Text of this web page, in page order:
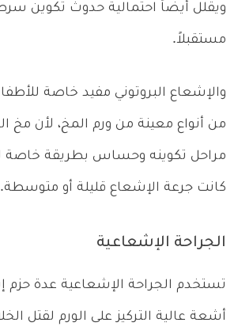
ويقلل أيضاً احتمالية حدوث تكوين
مستقبلاً.
والإشعاع البروتوني مفيد خاصة
من أنواع معينة من ورم المخ، لأن مخ
مراحل تكوينه وحساس بطريقة خاصة
كانت جرعة الإشعاع قليلة أو متوسطة.
الجراحة الإشعاعية
تستخدم الجراحة الإشعاعية عدة حزم
أشعة عالية التركيز على الورم لقتل